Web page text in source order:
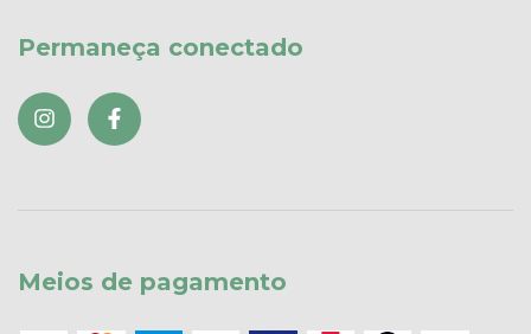
Permaneça conectado
Meios de pagamento